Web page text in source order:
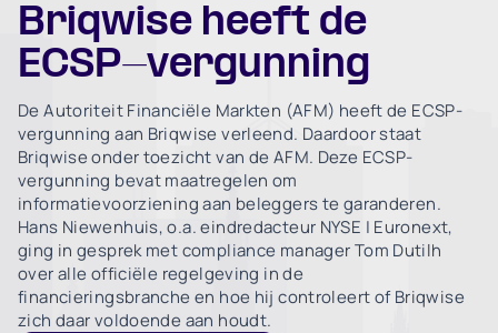
Briqwise heeft de
ECSP-vergunning
De Autoriteit Financiële Markten (AFM) heeft de ECSP-
vergunning aan Briqwise verleend. Daardoor staat
Briqwise onder toezicht van de AFM. Deze ECSP-
vergunning bevat maatregelen om
informatievoorziening aan beleggers te garanderen.
Hans Niewenhuis, o.a. eindredacteur NYSE | Euronext,
ging in gesprek met compliance manager Tom Dutilh
over alle officiële regelgeving in de
financieringsbranche en hoe hij controleert of Briqwise
zich daar voldoende aan houdt.